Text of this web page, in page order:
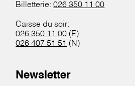
Billetterie:026 350 11 00
Caisse du soir:
026 350 11 00 (E)
026 407 51 51 (N)
Newsletter